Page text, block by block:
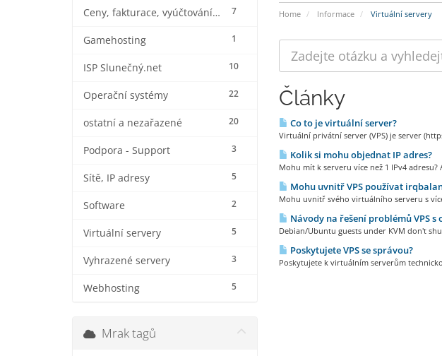
Home Informace Virtuální servery
7
Ceny, fakturace, vyúčtování a slevy
1
Gamehosting
10
ISP Slunečný.net
22
Operační systémy
20
ostatní a nezařazené
3
Podpora - Support
5
Sítě, IP adresy
2
Software
5
Virtuální servery
3
Vyhrazené servery
5
Webhosting
Články
Co to je virtuální server?
Virtuální privátní server (VPS) je server
Kolik si mohu objednat IP adres?
Mohu mít k serveru více než 1 IPv4
Mohu uvnitř VPS používat
Mohu uvnitř svého virtuálního serveru s
Návody na řešení problémů VPS
Debian/Ubuntu guests under KVM don't
Poskytujete VPS se správou?
Poskytujete k virtuálním serverům
Mrak tagů